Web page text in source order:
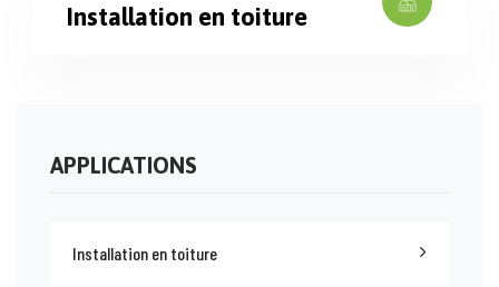
Installation en toiture
APPLICATIONS
Installation en toiture